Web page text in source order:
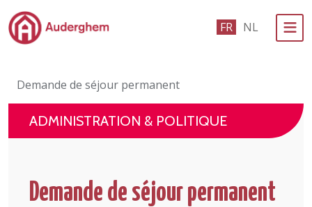
Passer au contenu principal FR NL
Événements et vie associative
eGuichet
En 1 clic
Demande de séjour permanent
ADMINISTRATION & POLITIQUE
Demande de séjour permanent